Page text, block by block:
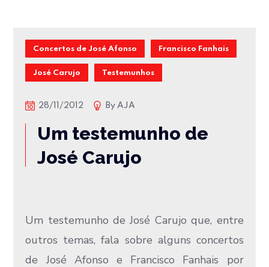
Concertos de José Afonso Francisco Fanhais
José Carujo Testemunhos
28/11/2012 ByAJA
Um testemunho de
José Carujo
Um testemunho de José Carujo que, entre
outros temas, fala sobre alguns concertos
de José Afonso e Francisco Fanhais por